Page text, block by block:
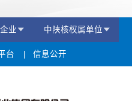
业 中陕核权属单位
台 信息公开